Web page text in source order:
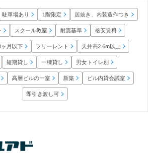
駐車場あり 1階限定 居抜き、内装造作つき
スクール教室 耐震基準 格安賃料
月以下 フリーレント 天井高2.6m以上
短期貸し 一棟貸し 男女トイレ別
高層ビルの一室 新築 ビル内貸会議室
即引き渡し可